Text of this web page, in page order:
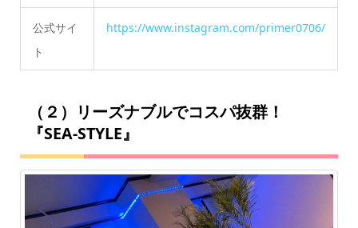
公式サイ
ト
https://www.instagram.com/primer0706/
（２）リーズナブルでコスパ抜群！
『SEA-STYLE』